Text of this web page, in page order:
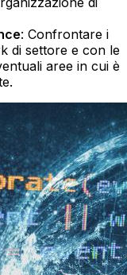
: Confrontare i
di settore e con le
aree in cui è